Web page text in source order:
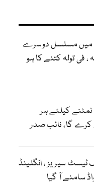
میں مسلسل دوسرے
، فی تولہ کتنے کا ہو
نمٹنے کیلئے ہر
کرے گا، نائب صدر
ٹیسٹ سیریز ، انگلینڈ